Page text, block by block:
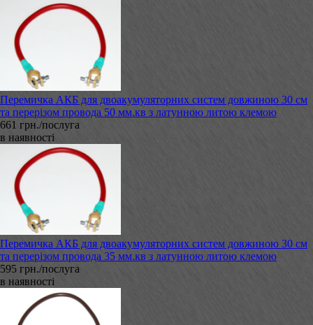
Перемичка АКБ для двоакумуляторних систем довжиною 30 см
та перерізом провода 50 мм.кв з латунною литою клемою
661 грн./послуга
в наявності
Перемичка АКБ для двоакумуляторних систем довжиною 30 см
та перерізом провода 35 мм.кв з латунною литою клемою
595 грн./послуга
в наявності